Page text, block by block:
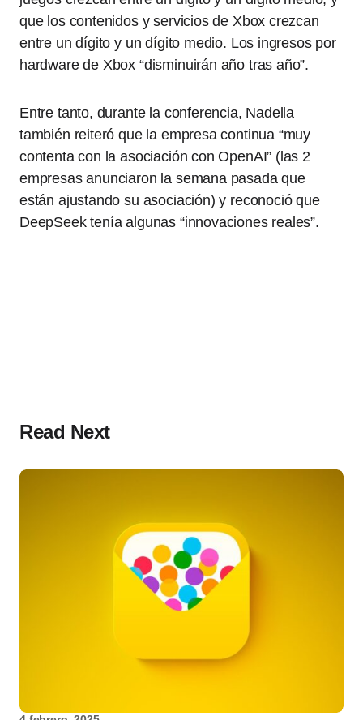
que los contenidos y servicios de Xbox crezcan
entre un dígito y un dígito medio. Los ingresos por
hardware de Xbox “disminuirán año tras año”.
Entre tanto, durante la conferencia, Nadella
también reiteró que la empresa continua “muy
contenta con la asociación con OpenAI” (las 2
empresas anunciaron la semana pasada que
están ajustando su asociación) y reconoció que
DeepSeek tenía algunas “innovaciones reales”.
Read Next